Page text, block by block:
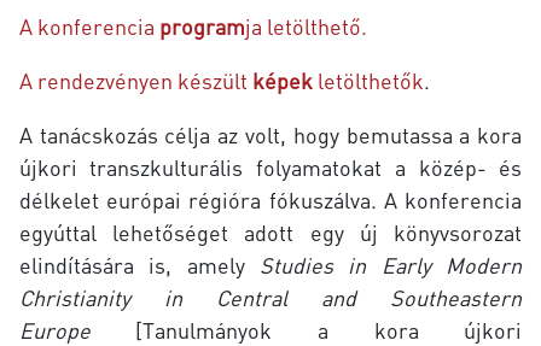
A konferencia programja letölthető.
A rendezvényen készült képekletölthetők.
A tanácskozás célja az volt, hogy bemutassa a kora
újkori transzkulturális folyamatokat a közép- és
délkelet európai régióra fókuszálva. A konferencia
egyúttal lehetőséget adott egy új könyvsorozat
elindítására is, amely Studies in Early Modern
Christianity in Central and Southeastern
Europe[Tanulmányok a kora újkori